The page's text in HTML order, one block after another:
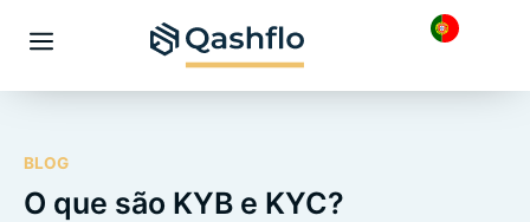
para Menu
BLOG
O que são KYB e KYC?